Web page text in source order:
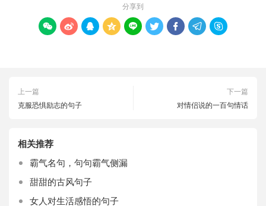
分享到
        
上一篇
克服恐惧励志的句子
下一篇
对情侣说的一百句情话
相关推荐
霸气名句，句句霸气侧漏
甜甜的古风句子
女人对生活感悟的句子